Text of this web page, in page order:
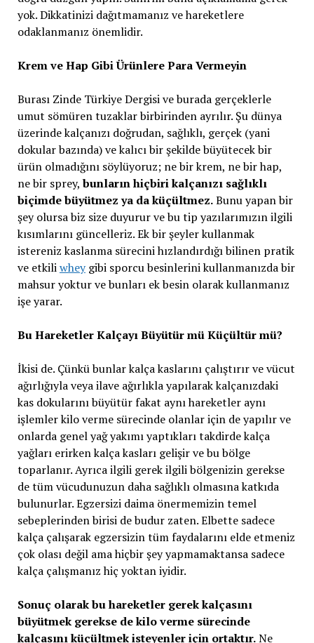
yok. Dikkatinizi dağıtmamanız ve hareketlere
odaklanmanız önemlidir.
Krem ve Hap Gibi Ürünlere Para Vermeyin
Burası Zinde Türkiye Dergisi ve burada gerçeklerle
umut sömüren tuzaklar birbirinden ayrılır. Şu dünya
üzerinde kalçanızı doğrudan, sağlıklı, gerçek (yani
dokular bazında) ve kalıcı bir şekilde büyütecek bir
ürün olmadığını söylüyoruz; ne bir krem, ne bir hap,
ne bir sprey,bunların hiçbiri kalçanızı sağlıklı
biçimde büyütmez ya da küçültmez.Bunu yapan bir
şey olursa biz size duyurur ve bu tip yazılarımızın ilgili
kısımlarını güncelleriz. Ek bir şeyler kullanmak
istereniz kaslanma sürecini hızlandırdığı bilinen pratik
ve etkiliwheygibi sporcu besinlerini kullanmanızda bir
mahsur yoktur ve bunları ek besin olarak kullanmanız
işe yarar.
Bu Hareketler Kalçayı Büyütür mü Küçültür mü?
İkisi de. Çünkü bunlar kalça kaslarını çalıştırır ve vücut
ağırlığıyla veya ilave ağırlıkla yapılarak kalçanızdaki
kas dokularını büyütür fakat aynı hareketler aynı
işlemler kilo verme sürecinde olanlar için de yapılır ve
onlarda genel yağ yakımı yaptıkları takdirde kalça
yağları erirken kalça kasları gelişir ve bu bölge
toparlanır. Ayrıca ilgili gerek ilgili bölgenizin gerekse
de tüm vücudunuzun daha sağlıklı olmasına katkıda
bulunurlar. Egzersizi daima önermemizin temel
sebeplerinden birisi de budur zaten. Elbette sadece
kalça çalışarak egzersizin tüm faydalarını elde etmeniz
çok olası değil ama hiçbir şey yapmamaktansa sadece
kalça çalışmanız hiç yoktan iyidir.
Sonuç olarak bu hareketler gerek kalçasını
büyütmek gerekse de kilo verme sürecinde
kalçasını küçültmek isteyenler için ortaktır.Ne